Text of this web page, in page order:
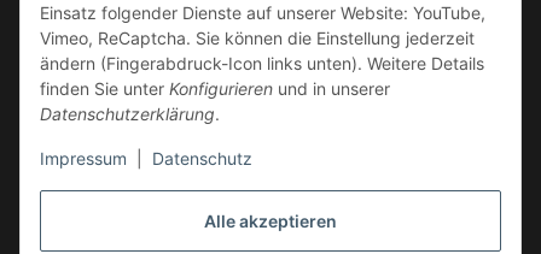
Alle akzeptieren
Einsatz folgender Dienste auf unserer Website: YouTube,
Vimeo, ReCaptcha. Sie können die Einstellung jederzeit
ändern (Fingerabdruck-Icon links unten). Weitere Details
finden Sie unter Konfigurieren und in unserer
Datenschutzerklärung.
Impressum Datenschutz
Montag-Donnerstag von 13 bis 16 Uhr